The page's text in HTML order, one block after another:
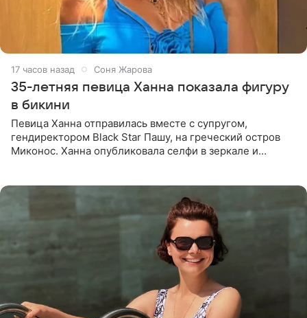
17 часов назад Соня Жарова
35-летняя певица Ханна показала фигуру
в бикини
Певица Ханна отправилась вместе с супругом,
гендиректором Black Star Пашу, на греческий остров
Миконос. Ханна опубликовала селфи в зеркале и